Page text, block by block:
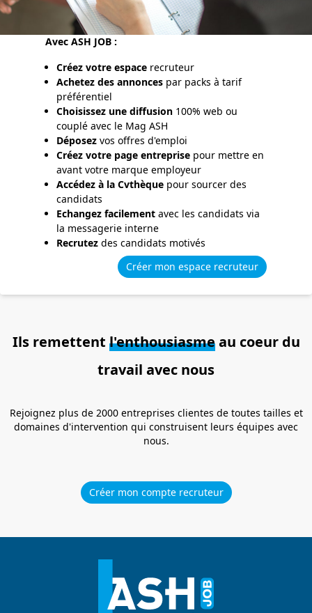
Avec ASH JOB :
Créez votre espace recruteur
Achetez des annonces par packs à tarif
préférentiel
Choisissez une diffusion 100% web ou
couplé avec le Mag ASH
Déposez vos offres d'emploi
Créez votre page entreprise pour mettre en
avant votre marque employeur
Accédez à la Cvthèque pour sourcer des
candidats
Echangez facilement avec les candidats via
la messagerie interne
Recrutez des candidats motivés
Créer mon espace recruteur
Ils remettent l'enthousiasmeau coeur du
travail avec nous
Rejoignez plus de 2000 entreprises clientes de toutes tailles et
domaines d'intervention qui construisent leurs équipes avec
nous.
Créer mon compte recruteur